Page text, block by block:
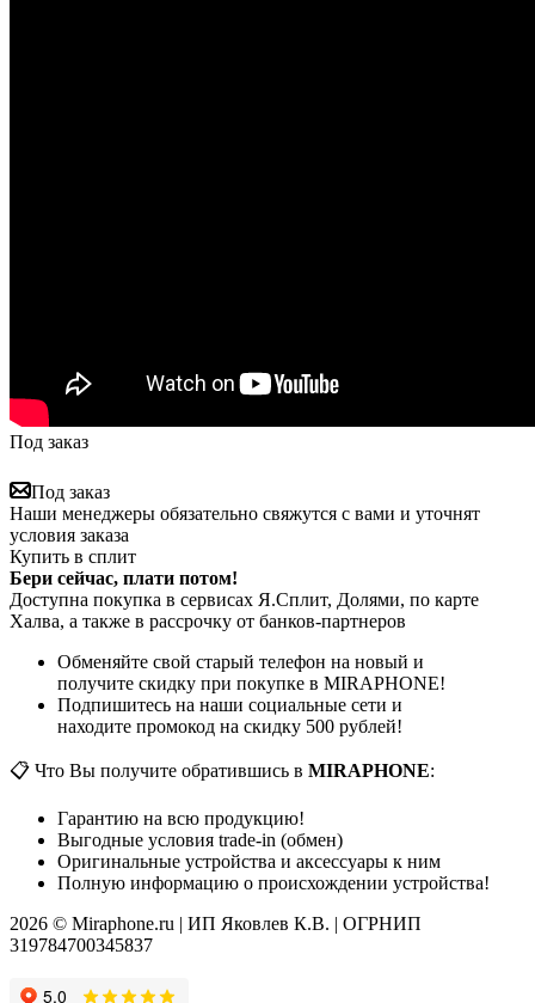
Под заказ
Под заказ
Наши менеджеры обязательно свяжутся с вами и уточнят
условия заказа
Купить в сплит
Бери сейчас, плати потом!
Доступна покупка в сервисах Я.Сплит, Долями, по карте
Халва, а также в рассрочку от банков-партнеров
Обменяйте свой старый телефон на новый и
получите скидку при покупке в MIRAPHONE!
Подпишитесь на наши социальные сети и
находите промокод на скидку 500 рублей!
📋 Что Вы получите обратившись в MIRAPHONE:
Гарантию на всю продукцию!
Выгодные условия trade-in (обмен)
Оригинальные устройства и аксессуары к ним
Полную информацию о происхождении устройства!
2026 © Miraphone.ru | ИП Яковлев К.В. | ОГРНИП
319784700345837